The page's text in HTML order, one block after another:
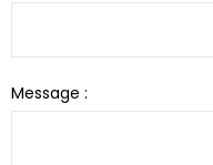
Message :